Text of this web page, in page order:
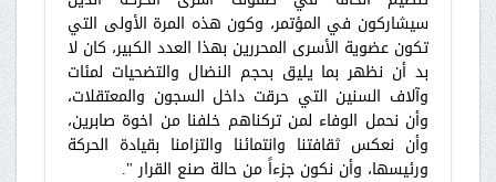
سيشاركون في المؤتمر، وكون هذه المرة الأولى التي
تكون عضوية الأسرى المحررين بهذا العدد الكبير، كان لا
بد أن نظهر بما يليق بحجم النضال والتضحيات لمئات
وآلاف السنين التي حرقت داخل السجون والمعتقلات،
وأن نحمل الوفاء لمن تركناهم خلفنا من اخوة صابرين،
وأن نعكس ثقافتنا وانتمائنا والتزامنا بقيادة الحركة
ورئيسها، وأن نكون جزءاً من حالة صنع القرار ".